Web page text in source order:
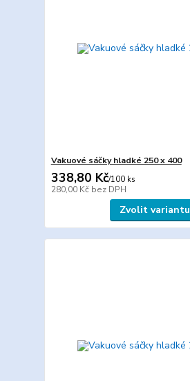
Vakuové sáčky hladké 250 x 400
338,80 Kč/100 ks
280,00 Kč bez DPH
Zvolit variantu